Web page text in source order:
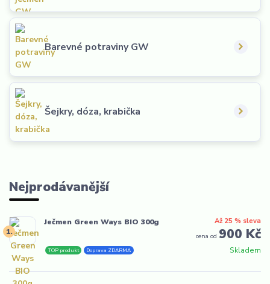
Barevné potraviny GW
Šejkry, dóza, krabička
Nejprodávanější
1.
Ječmen Green Ways BIO 300g
Skladem
TOP produkt Doprava ZDARMA
Až 25 % sleva
cena od 900 Kč